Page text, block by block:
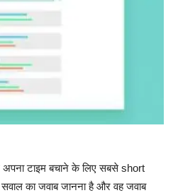
अपना टाइम बचाने के लिए सबसे short
का जवाब जानना है और वह जवाब